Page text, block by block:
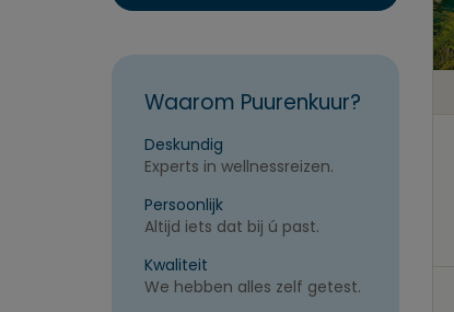
Waarom Puurenkuur?
Deskundig
Experts in wellnessreizen.
Persoonlijk
Altijd iets dat bij ú past.
Kwaliteit
We hebben alles zelf getest.